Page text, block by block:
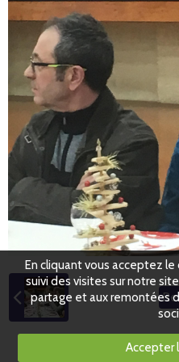
En cliquant vous acceptez
suivi des visites sur notre
partage et aux remontées
Accepter